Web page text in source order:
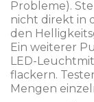
Probleme).
nicht direkt in
den
Ein weiterer
LED-
flackern.
Mengen